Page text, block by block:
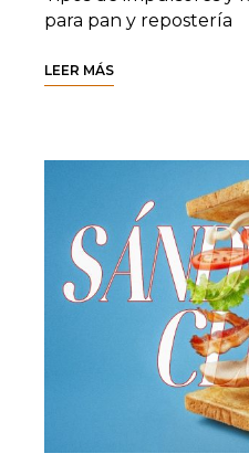
para pan y repostería
LEER MÁS